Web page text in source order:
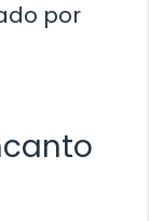
por